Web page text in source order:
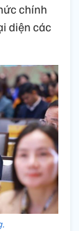
chính
diện các